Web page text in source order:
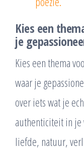
Kies een
je
Kies een thema
waar je
over iets wat je
authenticiteit in je
liefde, natuur,